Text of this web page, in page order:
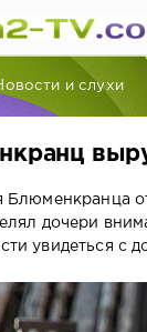
и слухи
Блюменкранца
дочери
увидеться с